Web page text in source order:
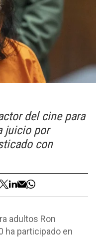
del cine para
juicio por
con
adultos Ron
ha participado en